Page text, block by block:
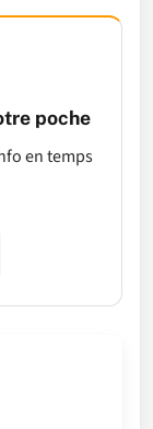
poche
en temps